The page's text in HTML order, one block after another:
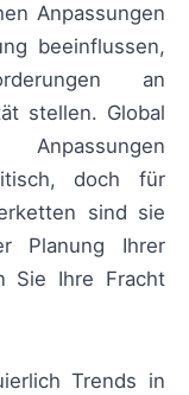
Anpassungen
beeinflussen,
an
stellen. Global
doch für
sind sie
Planung Ihrer
Sie Ihre Fracht
Trends in